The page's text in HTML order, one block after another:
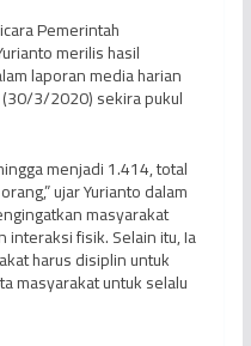
Pemerintah
merilis hasil
laporan media harian
3/2020) sekira pukul
menjadi 1.414, total
ujar Yurianto dalam
masyarakat
interaksi fisik. Selain itu, Ia
harus disiplin untuk
masyarakat untuk selalu